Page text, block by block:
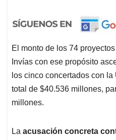
El monto de los 74
Invías con ese propósito
los cinco concertados con
total de $40.536 millones,
millones.
La acusación concreta